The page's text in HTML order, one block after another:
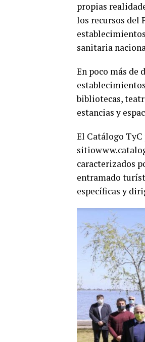
propias
los recursos del
sanitaria
En poco más de
bibliotecas,
estancias y
El Catálogo TyC
caracterizados
entramado
específicas y